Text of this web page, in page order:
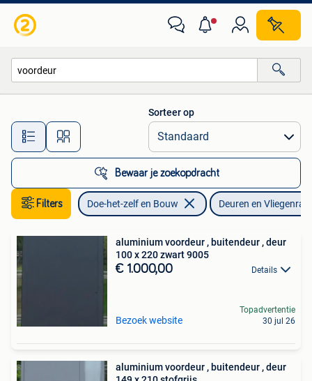
Alle afstanden…
Sorteer op
Bewaar je zoekopdracht
Filters Doe-het-zelf en Bouw Deuren en
aluminium voordeur , buitendeur , deur
100 x 220 zwart 9005
€ 1.000,00 Details
Bezoek website
Topadvertentie
30 jul 26
aluminium voordeur , buitendeur , deur